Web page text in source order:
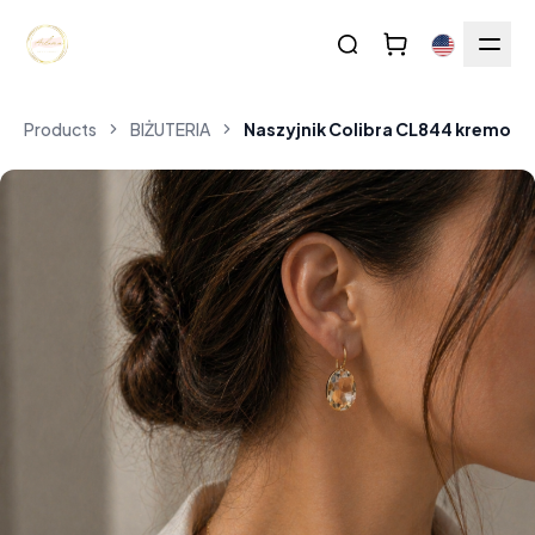
Products BIŻUTERIA Naszyjnik Colibra CL844